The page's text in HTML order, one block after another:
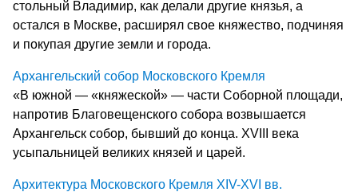
стольный Владимир, как делали другие князья, а
остался в Москве, расширял свое княжество, подчиняя
и покупая другие земли и города.
Архангельский собор Московского Кремля
«В южной — «княжеской» — части Соборной площади,
напротив Благовещенского собора возвышается
Архангельск собор, бывший до конца. ХVIII века
усыпальницей великих князей и царей.
Архитектура Московского Кремля XIV-XVI вв.